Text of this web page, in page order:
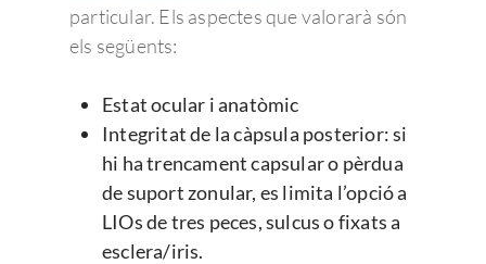
particular. Els aspectes que valorarà són
els següents:
Estat ocular i anatòmic
Integritat de la càpsula posterior: si
hi ha trencament capsular o pèrdua
de suport zonular, es limita l’opció a
LIOs de tres peces, sulcus o fixats a
esclera/iris.